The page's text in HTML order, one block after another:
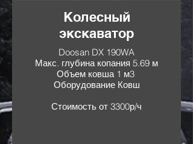
Колесный
экскаватор
Doosan DX 190WA
Макс. глубина копания 5.69 м
Объем ковша 1 м3
Оборудование Ковш
Стоимость от 3300р/ч